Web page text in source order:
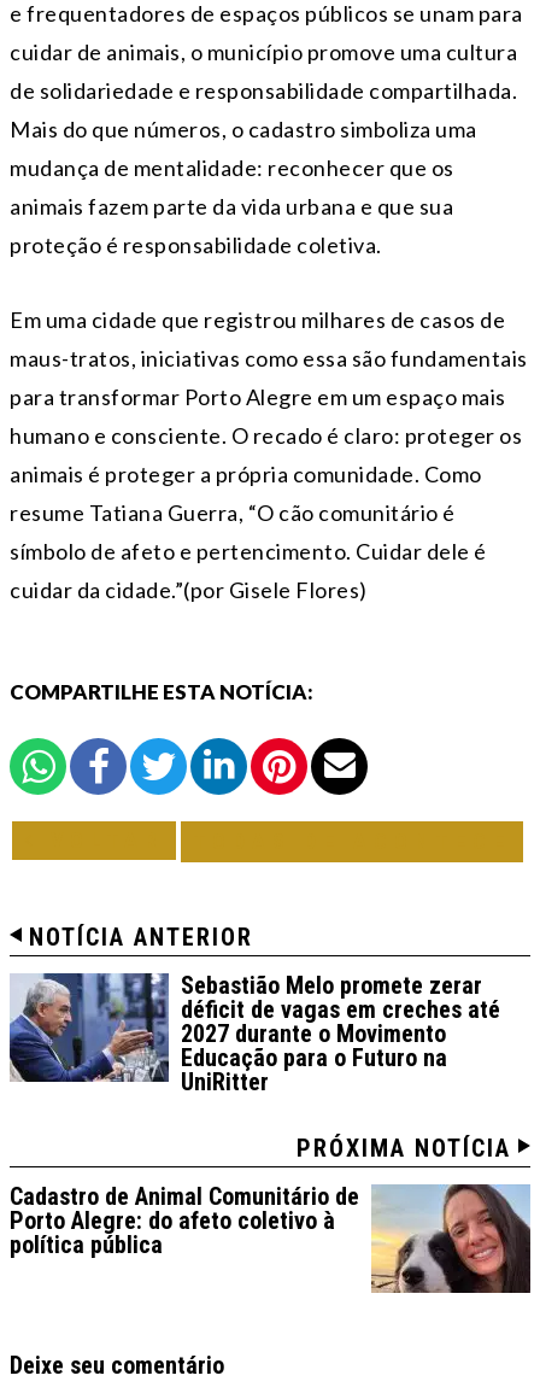
e frequentadores de espaços públicos se unam para
cuidar de animais, o município promove uma cultura
de solidariedade e responsabilidade compartilhada.
Mais do que números, o cadastro simboliza uma
mudança de mentalidade: reconhecer que os
animais fazem parte da vida urbana e que sua
proteção é responsabilidade coletiva.
Em uma cidade que registrou milhares de casos de
maus-tratos, iniciativas como essa são fundamentais
para transformar Porto Alegre em um espaço mais
humano e consciente. O recado é claro: proteger os
animais é proteger a própria comunidade. Como
resume Tatiana Guerra, “O cão comunitário é
símbolo de afeto e pertencimento. Cuidar dele é
cuidar da cidade.”(por Gisele Flores)
COMPARTILHE ESTA NOTÍCIA:
NOTÍCIA ANTERIOR
Sebastião Melo promete zerar
déficit de vagas em creches até
2027 durante o Movimento
Educação para o Futuro na
UniRitter
PRÓXIMA NOTÍCIA
Cadastro de Animal Comunitário de
Porto Alegre: do afeto coletivo à
política pública
Deixe seu comentário